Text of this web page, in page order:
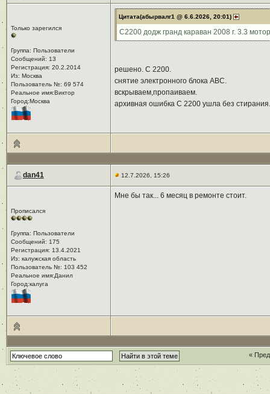
Только зарегился
Группа: Пользователи
Сообщений: 13
Регистрация: 20.2.2014
Из: Москва
Пользователь №: 69 574
Реальное имя:Виктор
Город:Москва
Цитата(абырвалг1 @ 6.6.2026, 20:01)
C2200 додж гранд караван 2008 г. 3.3
решено. С 2200.
снятие электронного блока ABC.
вскрываем,пропаиваем.
архивная ошибка С 2200 ушла без стирания.
dan41 12.7.2026, 15:26
Прописался
Группа: Пользователи
Сообщений: 175
Регистрация: 13.4.2021
Из: калужская область
Пользователь №: 103 452
Реальное имя:Данил
Город:калуга
Мне бы так... 6 месяц в ремонте стоит.
«